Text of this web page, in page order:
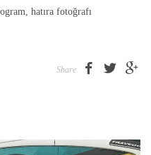
hatıra fotoğrafı
Share